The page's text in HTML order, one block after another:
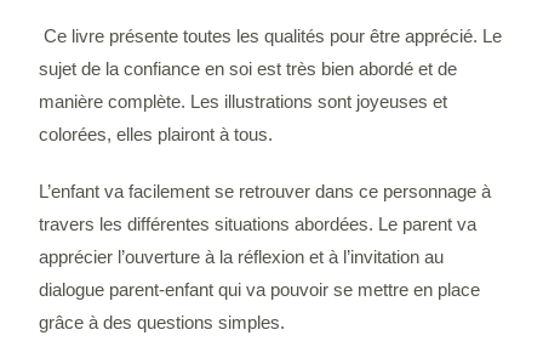
Ce livre présente toutes les qualités pour être apprécié. Le
sujet de la confiance en soi est très bien abordé et de
manière complète. Les illustrations sont joyeuses et
colorées, elles plairont à tous.
L’enfant va facilement se retrouver dans ce personnage à
travers les différentes situations abordées. Le parent va
apprécier l’ouverture à la réflexion et à l’invitation au
dialogue parent-enfant qui va pouvoir se mettre en place
grâce à des questions simples.